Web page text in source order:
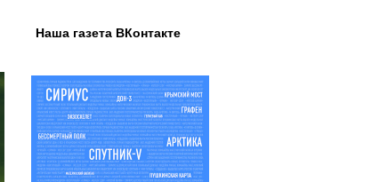
Наша газета ВКонтакте